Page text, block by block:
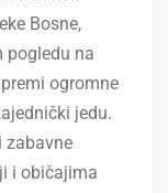
Bosne,
pogledu na
ogromne
jedu.
zabavne
i običajima